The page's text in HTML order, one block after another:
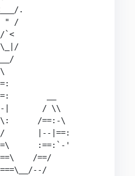
.
" /
`<
__
|       / \\
/==:-\
|--|==:
:==:`-'
/==/